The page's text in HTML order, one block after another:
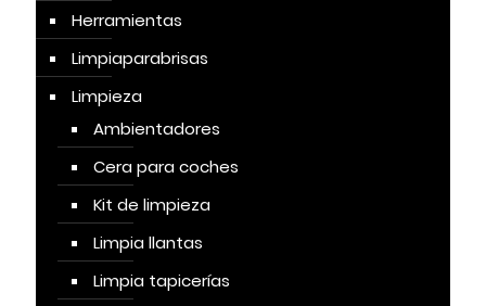
Herramientas
Limpiaparabrisas
Limpieza
Ambientadores
Cera para coches
Kit de limpieza
Limpia llantas
Limpia tapicerías